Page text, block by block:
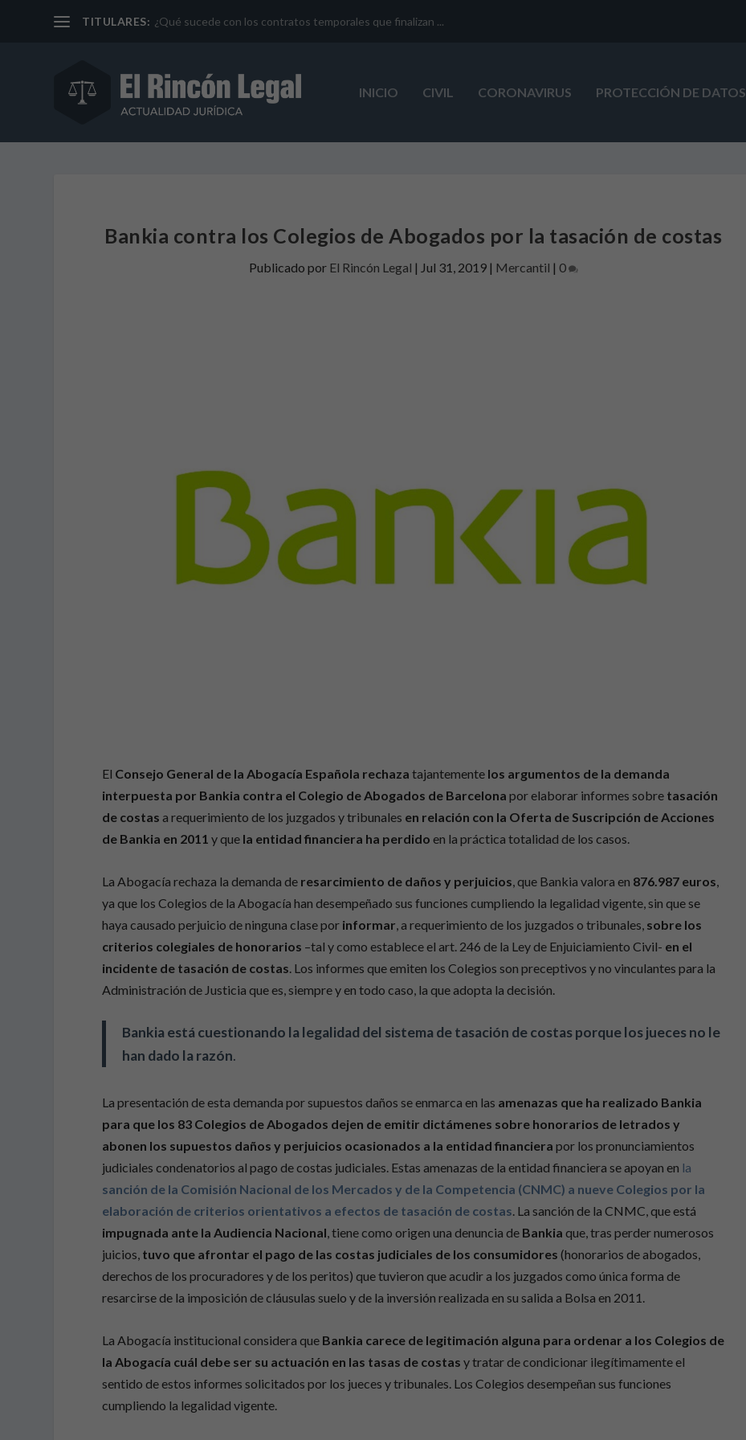
TITULARES: ¿Qué sucede con los contratos temporales que finalizan ...
INICIO CIVIL CORONAVIRUS PROTECCIÓN DE DATOS
Bankia contra los Colegios de Abogados por la tasación de costas
Publicado por El Rincón Legal | Jul 31, 2019| Mercantil | 0
El Consejo General de la Abogacía Española rechazatajantemente los argumentos de la demanda
interpuesta por Bankia contra el Colegio de Abogados de Barcelona por elaborar informes sobre tasación
de costas a requerimiento de los juzgados y tribunales en relación con la Oferta de Suscripción de Acciones
de Bankia en 2011 y que la entidad financiera ha perdidoen la práctica totalidad de los casos.
La Abogacía rechaza la demanda de resarcimiento de daños y perjuicios , que Bankia valora en 876.987 euros
ya que los Colegios de la Abogacía han desempeñado sus funciones cumpliendo la legalidad vigente, sin que se
haya causado perjuicio de ninguna clase por informar , a requerimiento de los juzgados o tribunales, sobre los
criterios colegiales de honorarios –tal y como establece el art. 246 de la Ley de Enjuiciamiento Civil- en el
incidente de tasación de costas . Los informes que emiten los Colegios son preceptivos y no vinculantes para la
Administración de Justicia que es, siempre y en todo caso, la que adopta la decisión.
Bankia está cuestionando la legalidad del sistema de tasación de costas porque los jueces no le
han dado la razón.
La presentación de esta demanda por supuestos daños se enmarca en las amenazas que ha realizado Bankia
para que los 83 Colegios de Abogados dejen de emitir dictámenes sobre honorarios de letrados y
abonen los supuestos daños y perjuicios ocasionados a la entidad financiera por los pronunciamientos
judiciales condenatorios al pago de costas judiciales. Estas amenazas de la entidad financiera se apoyan en la
sanción de la Comisión Nacional de los Mercados y de la Competencia (CNMC) a nueve Colegios por la
elaboración de criterios orientativos a efectos de tasación de costas. La sanción de la CNMC, que está
impugnada ante la Audiencia Nacional, tiene como origen una denuncia de Bankiaque, tras perder numerosos
juicios, tuvo que afrontar el pago de las costas judiciales de los consumidores (honorarios de abogados,
derechos de los procuradores y de los peritos) que tuvieron que acudir a los juzgados como única forma de
resarcirse de la imposición de cláusulas suelo y de la inversión realizada en su salida a Bolsa en 2011.
La Abogacía institucional considera que Bankia carece de legitimación alguna para ordenar a los Colegios de
la Abogacía cuál debe ser su actuación en las tasas de costas y tratar de condicionar ilegítimamente el
sentido de estos informes solicitados por los jueces y tribunales. Los Colegios desempeñan sus funciones
cumpliendo la legalidad vigente.